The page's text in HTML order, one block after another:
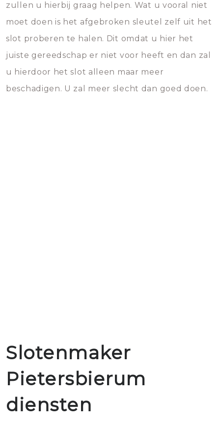
zullen u hierbij graag helpen. Wat u vooral niet
moet doen is het afgebroken sleutel zelf uit het
slot proberen te halen. Dit omdat u hier het
juiste gereedschap er niet voor heeft en dan zal
u hierdoor het slot alleen maar meer
beschadigen. U zal meer slecht dan goed doen.
Slotenmaker
Pietersbierum
diensten